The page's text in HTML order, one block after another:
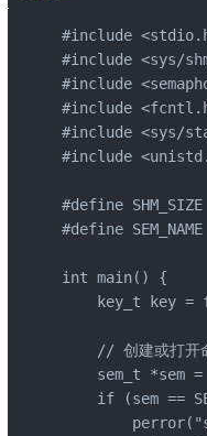
#include
#include <sys/
#include
#include
#include <sys/
#include
#define
#define
int main() {
key_t key =
// 创建或打开
sem_t *sem
if (sem ==